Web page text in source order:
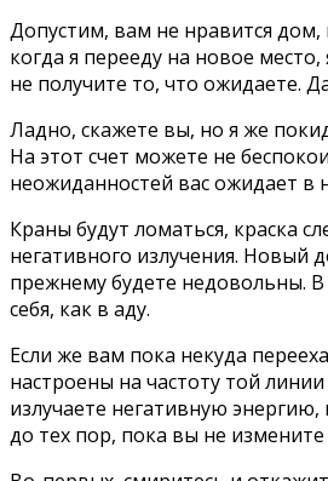
Допустим, вам не нравится
когда я перееду на новое
не получите то, что ожидаете.
Ладно, скажете вы, но я же
На этот счет можете не
неожиданностей вас ожидает в
Краны будут ломаться, краска
негативного излучения. Новый
прежнему будете недовольны.
себя, как в аду.
Если же вам пока некуда
настроены на частоту той
излучаете негативную
до тех пор, пока вы не измените